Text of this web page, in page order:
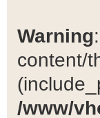
Warning
content/
/www/